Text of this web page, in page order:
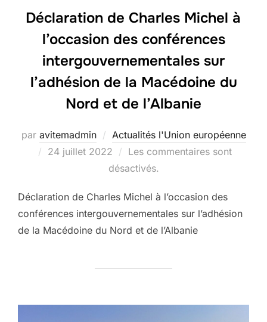
Déclaration de Charles Michel à
l’occasion des conférences
intergouvernementales sur
l’adhésion de la Macédoine du
Nord et de l’Albanie
par avitemadmin
Actualités l'Union européenne
Publié
24 juillet 2022
Les commentaires sont
désactivés.
Déclaration de Charles Michel à l’occasion des
conférences intergouvernementales sur l’adhésion
de la Macédoine du Nord et de l’Albanie